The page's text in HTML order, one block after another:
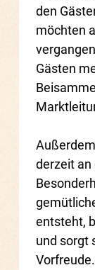
den
möchten
Gästen
derzeit an
entsteht,
und sorgt
Vorfreude.